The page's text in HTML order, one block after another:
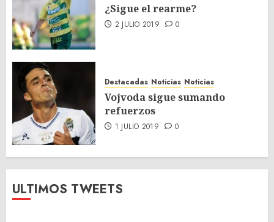
¿Sigue el rearme?
2 JULIO 2019 0
Destacadas Noticias Noticias
Vojvoda sigue sumando
refuerzos
1 JULIO 2019 0
ULTIMOS TWEETS